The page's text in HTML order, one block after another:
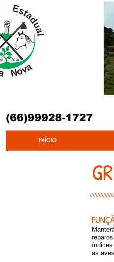
(66)99928-1727
INÍCIO
as